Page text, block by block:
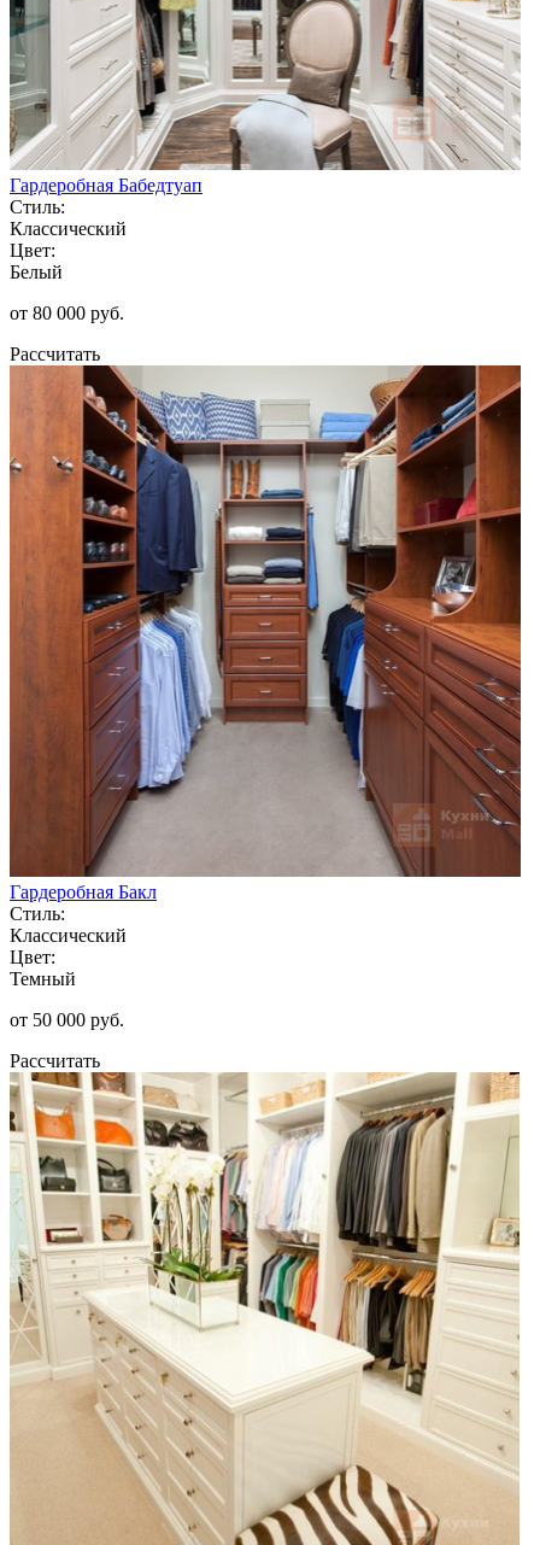
Гардеробная Бабедтуап
Стиль:
Классический
Цвет:
Белый
от 80 000 руб.
Рассчитать
Гардеробная Бакл
Стиль:
Классический
Цвет:
Темный
от 50 000 руб.
Рассчитать